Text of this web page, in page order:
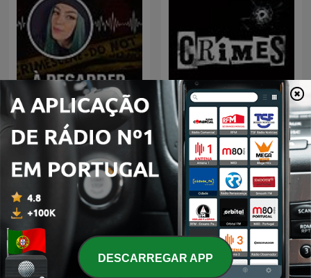
À Regarder Après Minuit,
le podcast true crime
CRIMES • Histoires Vraies
DESCARREGAR APP